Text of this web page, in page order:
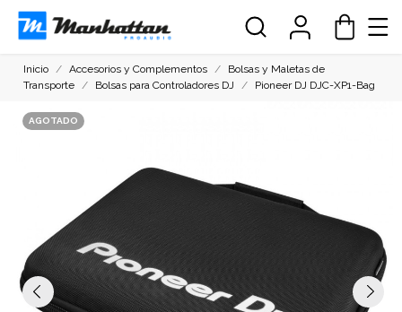
Inicio Accesorios y Complementos
Bolsas y Maletas de
Transporte
Bolsas para Controladores DJ Pioneer DJ DJC-XP1-Bag
AGOTADO